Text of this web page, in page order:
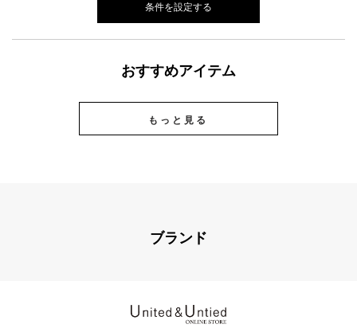
条件を設定する
おすすめアイテム
もっと見る
ブランド